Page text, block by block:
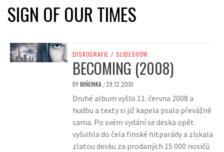
SIGN OF OUR TIMES
DISKOGRAFIE / SLIDESHOW
BECOMING (2008)
BYMIŇONKA /29.12.2010
Druhé album vyšlo 11. června 2008 a
hudbu a texty si již kapela psala převážně
sama. Po svém vydání se deska opět
vyšvihla do čela finské hitparády a získala
zlatou desku za prodaných 15 000 nosičů